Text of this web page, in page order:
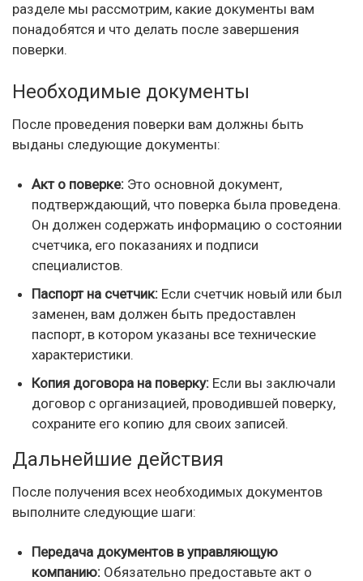
разделе мы рассмотрим, какие документы вам
понадобятся и что делать после завершения
поверки.
Необходимые документы
После проведения поверки вам должны быть
выданы следующие документы:
Акт о поверке: Это основной документ,
подтверждающий, что поверка была проведена.
Он должен содержать информацию о состоянии
счетчика, его показаниях и подписи
специалистов.
Паспорт на счетчик: Если счетчик новый или был
заменен, вам должен быть предоставлен
паспорт, в котором указаны все технические
характеристики.
Копия договора на поверку: Если вы заключали
договор с организацией, проводившей поверку,
сохраните его копию для своих записей.
Дальнейшие действия
После получения всех необходимых документов
выполните следующие шаги:
Передача документов в управляющую
компанию: Обязательно предоставьте акт о